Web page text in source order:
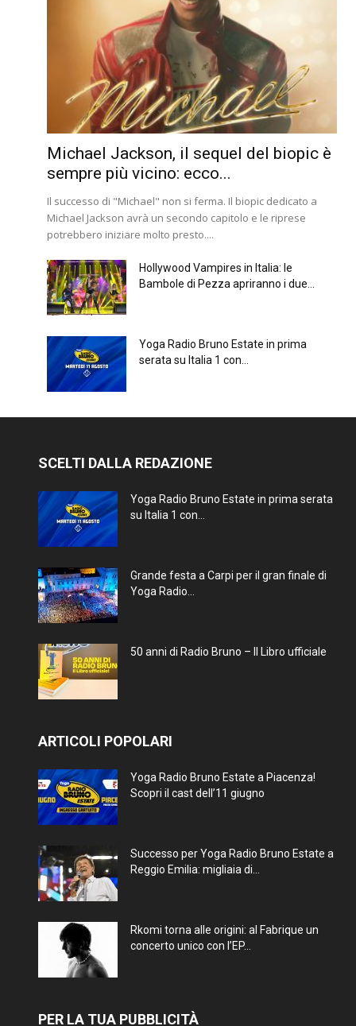
Michael Jackson, il sequel del biopic è
sempre più vicino: ecco...
Il successo di "Michael" non si ferma. Il biopic dedicato a
Michael Jackson avrà un secondo capitolo e le riprese
potrebbero iniziare molto presto....
Hollywood Vampires in Italia: le
Bambole di Pezza apriranno i due...
Yoga Radio Bruno Estate in prima
serata su Italia 1 con...
SCELTI DALLA REDAZIONE
Yoga Radio Bruno Estate in prima serata
su Italia 1 con...
Grande festa a Carpi per il gran finale di
Yoga Radio...
50 anni di Radio Bruno – Il Libro ufficiale
ARTICOLI POPOLARI
Yoga Radio Bruno Estate a Piacenza!
Scopri il cast dell’11 giugno
Successo per Yoga Radio Bruno Estate a
Reggio Emilia: migliaia di...
Rkomi torna alle origini: al Fabrique un
concerto unico con l’EP...
PER LA TUA PUBBLICITÀ